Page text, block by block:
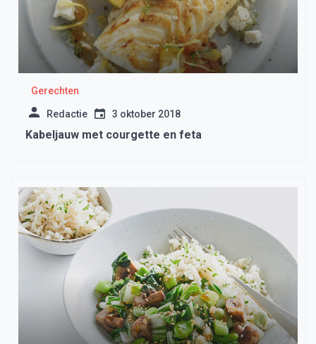
Gerechten
Redactie 3 oktober 2018
Kabeljauw met courgette en feta